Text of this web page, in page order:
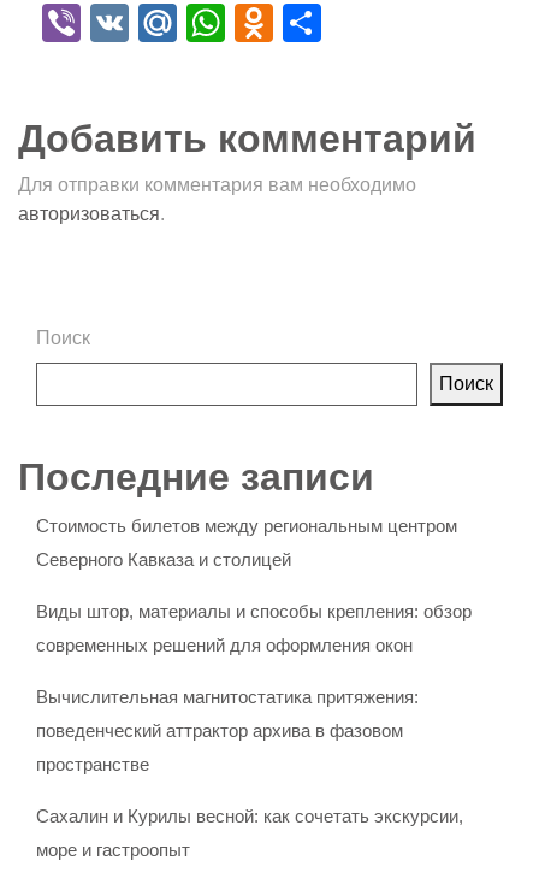
Viber
VK Mail.Ru
WhatsApp
Odnoklassniki
Добавить комментарий
Для отправки комментария вам необходимо
авторизоваться.
Поиск
Поиск
Последние записи
Стоимость билетов между региональным центром
Северного Кавказа и столицей
Виды штор, материалы и способы крепления: обзор
современных решений для оформления окон
Вычислительная магнитостатика притяжения:
поведенческий аттрактор архива в фазовом
пространстве
Сахалин и Курилы весной: как сочетать экскурсии,
море и гастроопыт